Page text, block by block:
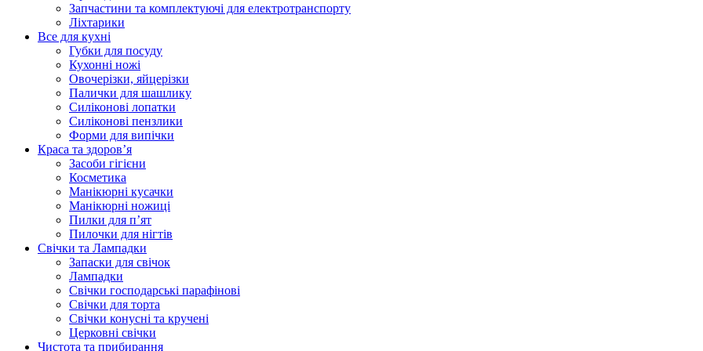
Запчастини та комплектуючі для електротранспорту
Ліхтарики
Все для кухні
Губки для посуду
Кухонні ножі
Овочерізки, яйцерізки
Палички для шашлику
Силіконові лопатки
Силіконові пензлики
Форми для випічки
Краса та здоров’я
Засоби гігієни
Косметика
Манікюрні кусачки
Манікюрні ножиці
Пилки для п’ят
Пилочки для нігтів
Свічки та Лампадки
Запаски для свічок
Лампадки
Свічки господарські парафінові
Свічки для торта
Свічки конусні та кручені
Церковні свічки
Чистота та прибирання